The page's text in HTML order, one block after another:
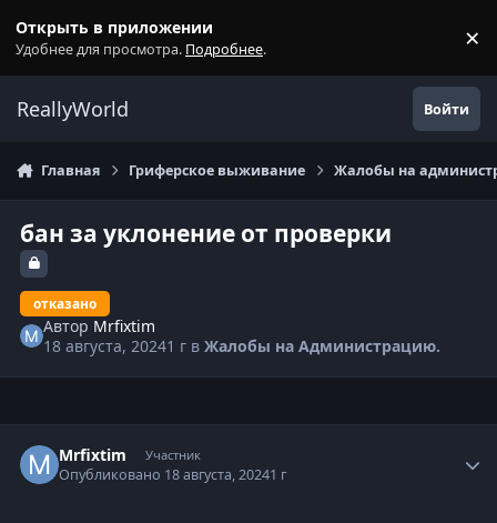
Открыть в приложении
Удобнее для просмотра. Подробнее. ×
ReallyWorld Войти
Главная Гриферское выживание Жалобы на
бан за уклонение от проверки
отказано
Автор Mrfixtim
18 августа, 20241 г вЖалобы на Администрацию.
Mrfixtim Участник
Опубликовано 18 августа, 20241 г